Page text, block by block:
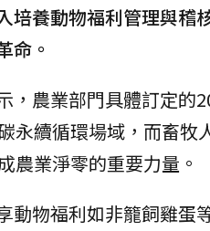
培養動物福利管理與稽
命。
，農業部門具體訂定的
永續循環場域，而畜牧
農業淨零的重要力量。
動物福利如非籠飼雞蛋